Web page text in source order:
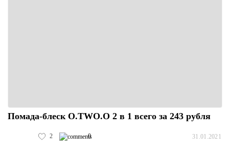
Помада-блеск O.TWO.O 2 в 1 всего за 243 рубля
2 0 31.01.2021